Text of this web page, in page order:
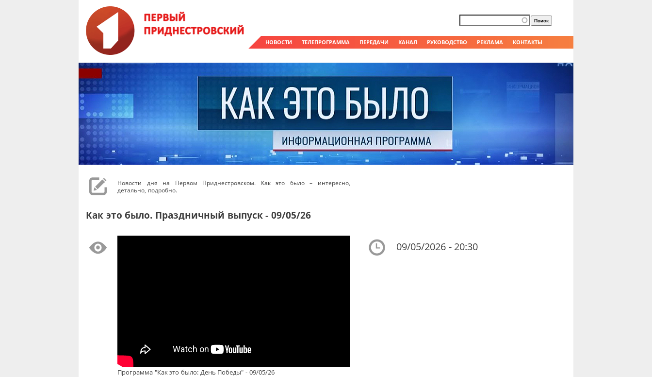
НОВОСТИ ТЕЛЕПРОГРАММА ПЕРЕДАЧИ КАНАЛ РУКОВОДСТВО РЕКЛАМА КОНТАКТЫ
Форма поиска
Поиск
Новости дня на Первом Приднестровском. Как это было – интересно,
детально, подробно.
Как это было. Праздничный выпуск - 09/05/26
Программа "Как это было: День Победы" - 09/05/26
09/05/2026 - 20:30